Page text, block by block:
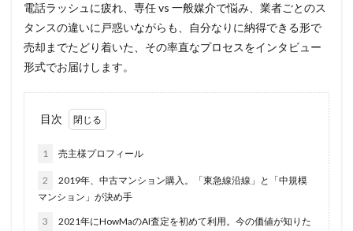
電話ラッシュに疲れ、専任 vs 一般媒介で悩み、業者ごとのス
タンスの違いに戸惑いながらも、自分なりに納得できる形で
売却までたどり着いた、その率直なプロセスをインタビュー
形式でお届けします。
目次
1 売主様プロフィール
2
2019年、中古マンション購入。「東急線沿線」と「中規模
マンション」が決め手
3
2021年にHowMaのAI査定を初めて利用。今の価値が知りた